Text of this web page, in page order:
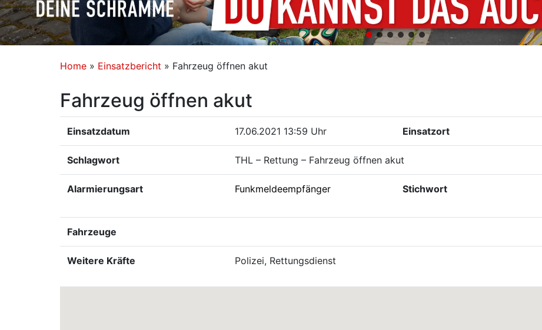
Home » Einsatzbericht » Fahrzeug öffnen akut
Fahrzeug öffnen akut
Einsatzdatum 17.06.2021 13:59 Uhr Einsatzort
Schlagwort THL – Rettung – Fahrzeug öffnen akut
Alarmierungsart Funkmeldeempfänger Stichwort
Fahrzeuge
Weitere Kräfte Polizei, Rettungsdienst